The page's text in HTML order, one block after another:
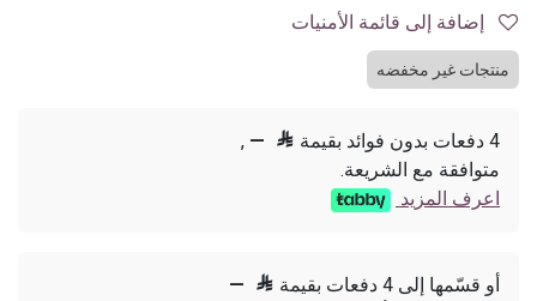
منتجات غير مخفضه
4 دفعات بدون فوائد بقيمة 
—
,
متوافقة مع الشريعة.
اعرف المزيد
أو قسّمها إلى 4 دفعات بقيمة 
—